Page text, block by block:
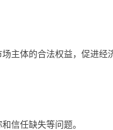
主体的合法权益，促进经
信任缺失等问题。